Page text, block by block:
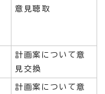
意見聴取
計画案について意
見交換
計画案について意